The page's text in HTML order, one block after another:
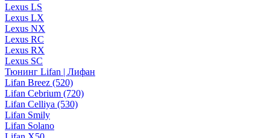
Lexus LS
Lexus LX
Lexus NX
Lexus RC
Lexus RX
Lexus SC
Тюнинг Lifan | Лифан
Lifan Breez (520)
Lifan Cebrium (720)
Lifan Celliya (530)
Lifan Smily
Lifan Solano